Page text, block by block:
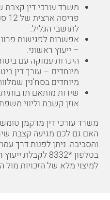
משרד עורכי דין קצבת
לתושבי הגליל.
אפשרות לפגישות
– ייעוץ ראשוני.
היכרות עמוקה עם
מיוחדים – עורך דין
מיוחדים בסח'נין
שירות מותאם
אוזן קשבת וליווי
משרד עורכי דין מרקמן
האם גם לכם מגיעה קצבת
והסביבה. ניתן לפנות דרך
בטלפון*8332
לקבלת ייעוץ
למיצוי מלא של הזכויות מול